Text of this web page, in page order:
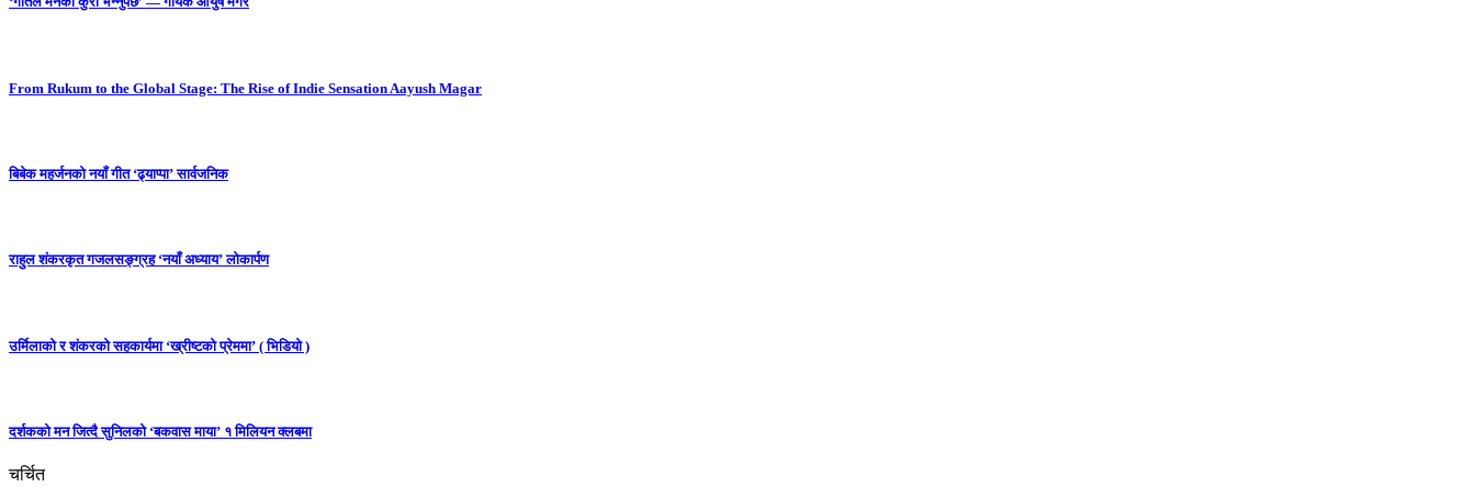
From Rukum to the Global Stage: The Rise of Indie Sensation Aayush Magar
बिबेक महर्जनको नयाँ गीत ‘ढ्याप्पा’ सार्वजनिक
राहुल शंकरकृत गजलसङ्ग्रह ‘नयाँ अध्याय’ लोकार्पण
उर्मिलाको र शंकरको सहकार्यमा ‘ख्रीष्टको प्रेममा’ ( भिडियो )
दर्शकको मन जित्दै सुनिलको ‘बकवास माया’ १ मिलियन क्लबमा
चर्चित